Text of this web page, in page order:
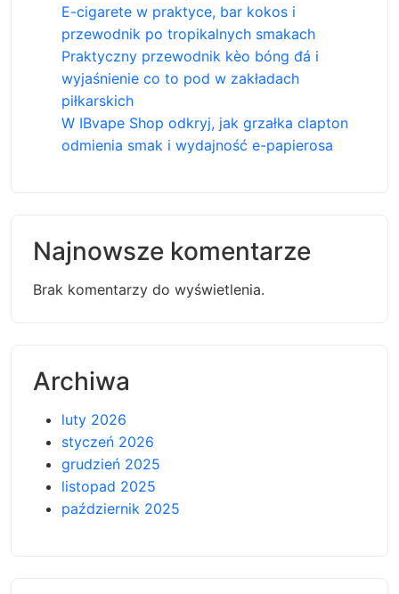
E-cigarete w praktyce, bar kokos i
przewodnik po tropikalnych smakach
Praktyczny przewodnik kèo bóng đá i
wyjaśnienie co to pod w zakładach
piłkarskich
W IBvape Shop odkryj, jak grzałka clapton
odmienia smak i wydajność e-papierosa
Najnowsze komentarze
Brak komentarzy do wyświetlenia.
Archiwa
luty 2026
styczeń 2026
grudzień 2025
listopad 2025
październik 2025